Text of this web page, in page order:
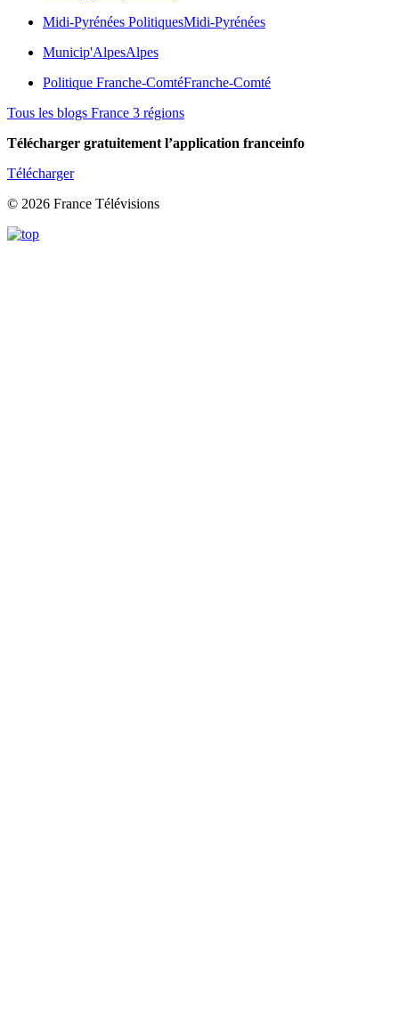
Midi-Pyrénées PolitiquesMidi-Pyrénées
Municip'AlpesAlpes
Politique Franche-ComtéFranche-Comté
Tous les blogs France 3 régions
Télécharger gratuitement l’application franceinfo
Télécharger
© 2026 France Télévisions